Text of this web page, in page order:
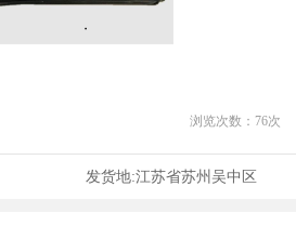
浏览次数： 76次
发货地:江苏省苏州吴中区